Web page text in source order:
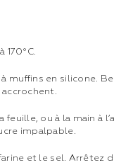
170°C.
à muffins en silicone.
ou à la main à
impalpable.
et le sel. Arrêtez